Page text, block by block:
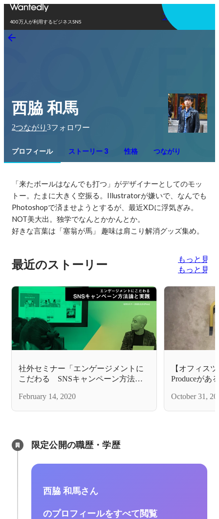
400万人が利用するビジネスSNS
アプリを使う
西脇 和馬
2つながり 3フォロワー
プロフィール ストーリー 3 性格 つながり
「来たボールはなんでも打つ」がデザイナーとしてのモッ
トー。たまに大きく空振る。Illustratorが嫌いで、なんでも
Photoshopで済ませようとするが、最近XDに浮気ぎみ。
NOT美大出。独学でなんとかかんとか。
好きな言葉は「塞翁が馬」 趣味は肩こり解消グッズ集め。
最近のストーリー
もっと見る
もっと見る
社外セミナー「エンゲージメントに
こだわる SNSキャンペーン方法論
February 14, 2020
【オフィス
Produceがあ
October 31,
限定公開の職歴・学歴
西脇 和馬さん
のプロフィールをすべて閲覧